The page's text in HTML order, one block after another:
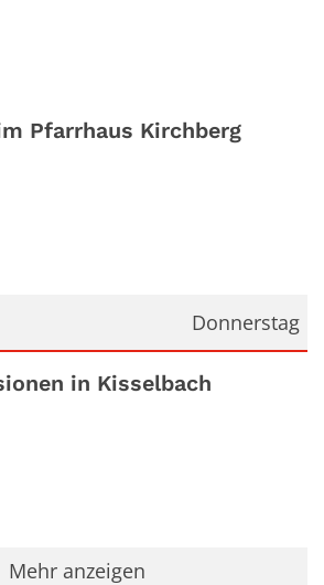
Pfarrhaus Kirchberg
Donnerstag
2026
in Kisselbach
Mehr anzeigen